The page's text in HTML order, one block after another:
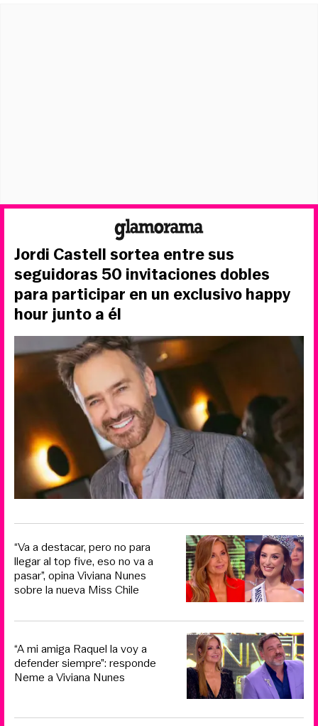
Jordi Castell sortea entre sus
seguidoras 50 invitaciones dobles
para participar en un exclusivo happy
hour junto a él
“Va a destacar, pero no para
llegar al top five, eso no va a
pasar”, opina Viviana Nunes
sobre la nueva Miss Chile
“A mi amiga Raquel la voy a
defender siempre”: responde
Neme a Viviana Nunes